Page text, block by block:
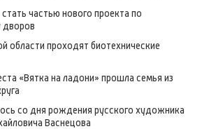
частью нового проекта по
дворов
области проходят биотехнические
«Вятка на ладони» прошла семья из
со дня рождения русского художника
Васнецова